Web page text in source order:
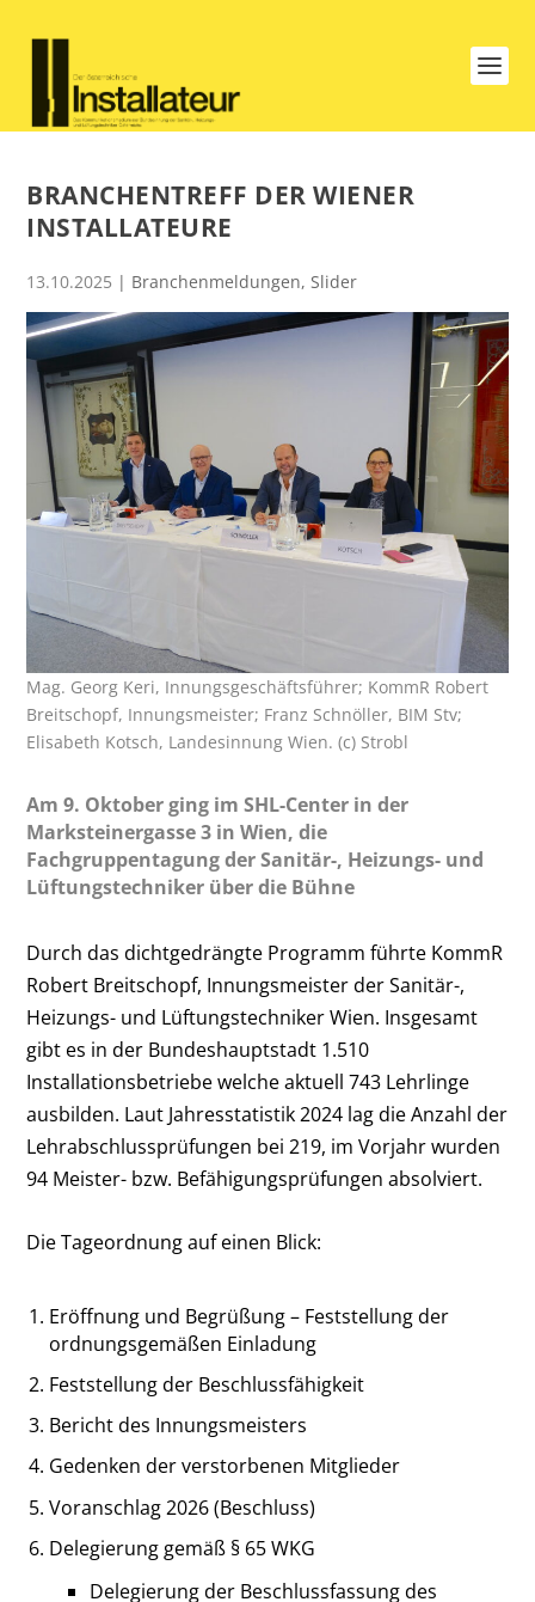
BRANCHENTREFF DER WIENER
INSTALLATEURE
13.10.2025 | Branchenmeldungen,Slider
Mag. Georg Keri, Innungsgeschäftsführer; KommR Robert
Breitschopf, Innungsmeister; Franz Schnöller, BIM Stv;
Elisabeth Kotsch, Landesinnung Wien. (c) Strobl
Am 9. Oktober ging im SHL-Center in der
Marksteinergasse 3 in Wien, die
Fachgruppentagung der Sanitär-, Heizungs- und
Lüftungstechniker über die Bühne
Durch das dichtgedrängte Programm führte KommR
Robert Breitschopf, Innungsmeister der Sanitär-,
Heizungs- und Lüftungstechniker Wien. Insgesamt
gibt es in der Bundeshauptstadt 1.510
Installationsbetriebe welche aktuell 743 Lehrlinge
ausbilden. Laut Jahresstatistik 2024 lag die Anzahl der
Lehrabschlussprüfungen bei 219, im Vorjahr wurden
94 Meister- bzw. Befähigungsprüfungen absolviert.
Die Tageordnung auf einen Blick:
Eröffnung und Begrüßung – Feststellung der
ordnungsgemäßen Einladung
Feststellung der Beschlussfähigkeit
Bericht des Innungsmeisters
Gedenken der verstorbenen Mitglieder
Voranschlag 2026 (Beschluss)
Delegierung gemäß § 65 WKG
Delegierung der Beschlussfassung des